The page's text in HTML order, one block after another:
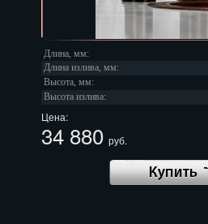
Длина, мм:
Длина излива, мм:
Высота, мм:
Высота излива:
Цена:
34 880 руб.